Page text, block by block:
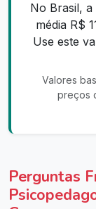
No Brasil, a
média R$
Use este
Valores
preços
Perguntas